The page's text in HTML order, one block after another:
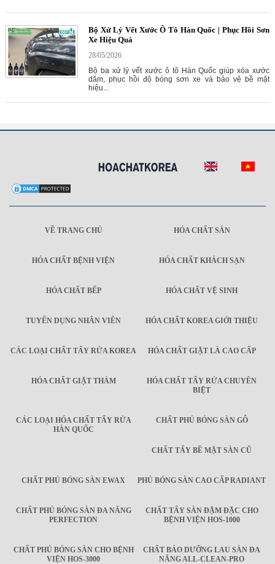
Bộ Xử Lý Vết Xước Ô Tô Hàn Quốc | Phục Hồi Sơn
Xe Hiệu Quả
28/05/2026
Bộ ba xử lý vết xước ô tô Hàn Quốc giúp xóa xước
dăm, phục hồi độ bóng sơn xe và bảo vệ bề mặt
hiệu...
VỀ TRANG CHỦ HÓA CHẤT SÀN
HÓA CHẤT BỆNH VIỆN HÓA CHẤT KHÁCH SẠN
HÓA CHẤT BẾP HÓA CHẤT VỆ SINH
TUYỂN DỤNG NHÂN VIÊN HÓA CHẤT KOREA GIỚI THIỆU
CÁC LOẠI CHẤT TẨY RỬA KOREA HÓA CHẤT GIẶT LÀ CAO CẤP
HÓA CHẤT GIẶT THẢM
HÓA CHẤT TẨY RỬA CHUYÊN
BIỆT
CÁC LOẠI HÓA CHẤT TẨY RỬA
HÀN QUỐC
CHẤT PHỦ BÓNG SÀN GỖ
CHẤT TẨY BỀ MẶT SÀN CŨ
CHẤT PHỦ BÓNG SÀN EWAX PHỦ BÓNG SÀN CAO CẤP RADIANT
CHẤT PHỦ BÓNG SÀN ĐA NĂNG
PERFECTION
CHẤT TẨY SÀN ĐẬM ĐẶC CHO
BỆNH VIỆN HOS-1000
CHẤT PHỦ BÓNG SÀN CHO BỆNH
VIỆN HOS-3000
CHẤT BẢO DƯỠNG LAU SÀN ĐA
NĂNG ALL-CLEAN-PRO